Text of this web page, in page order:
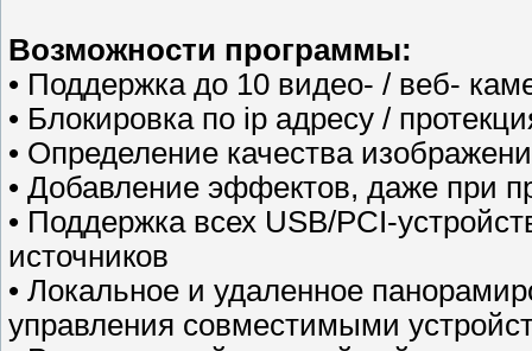
Возможности программы:
• Поддержка до 10 видео- / веб-
• Блокировка по ip адресу /
• Определение качества
• Добавление эффектов, даже при
• Поддержка всех USB/PCI-
источников
• Локальное и удаленное
управления совместимыми